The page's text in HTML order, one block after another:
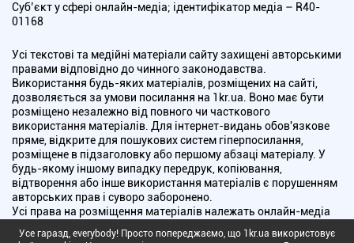
Cуб’єкт у сфері онлайн-медіа; ідентифікатор медіа – R40-
01168
Усі текстові та медійні матеріали сайту захищені авторськими
правами відповідно до чинного законодавства.
Використання будь-яких матеріалів, розміщених на сайті,
дозволяється за умови посилання на 1kr.ua. Воно має бути
розміщено незалежно від повного чи часткового
використання матеріалів. Для інтернет-видань обов'язкове
пряме, відкрите для пошукових систем гіперпосилання,
розміщене в підзаголовку або першому абзаці матеріалу. У
будь-якому іншому випадку передрук, копіювання,
відтворення або інше використання матеріалів є порушенням
авторських прав і суворо заборонено.
Усі права на розміщення матеріалів належать онлайн-медіа
радою України з питань телебачення і радіомовлення.
Усе гаразд, everybody! Просто попереджаємо, що 1kr.ua використовує